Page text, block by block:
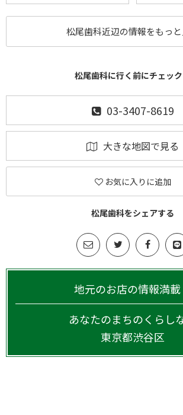
松尾歯科近辺の情報をもっと
松尾歯科に行く前にチェック
03-3407-8619
大きな地図で見る
お気に入りに追加
松尾歯科をシェアする
地元のお店の情報満載
あなたのまちのくらし
東京都渋谷区